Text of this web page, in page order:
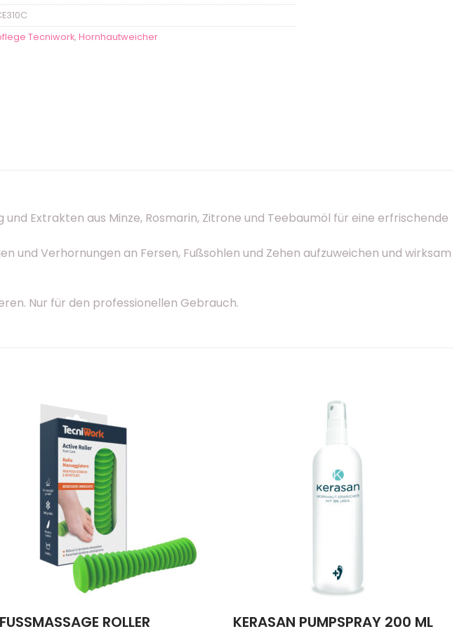
Tecniwork, Hornhautweicher
Extrakten aus Minze, Rosmarin, Zitrone und Teebaumöl für eine erfrischende
Verhornungen an Fersen, Fußsohlen und Zehen aufzuweichen und wirksam
Nur für den professionellen Gebrauch.
FUSSMASSAGE ROLLER KERASAN PUMPSPRAY 200 ML